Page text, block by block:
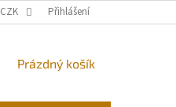
CZK Přihlášení
NÁKUPNÍ
Prázdný košík